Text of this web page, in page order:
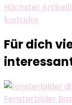
Nächster Artikel
kostenlos
Für dich
Fensterbilder